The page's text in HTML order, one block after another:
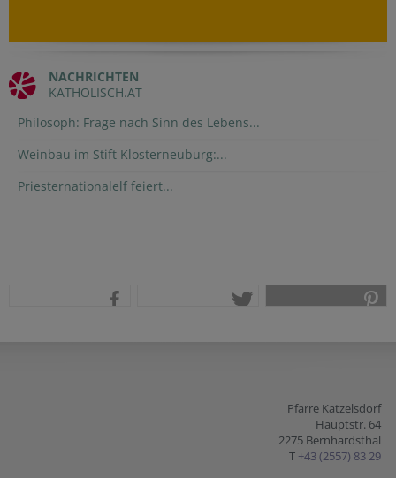
NACHRICHTEN
KATHOLISCH.AT
Philosoph: Frage nach Sinn des Lebens...
Weinbau im Stift Klosterneuburg:...
Priesternationalelf feiert...
Pfarre Katzelsdorf
Hauptstr. 64
2275 Bernhardsthal
T +43 (2557) 83 29